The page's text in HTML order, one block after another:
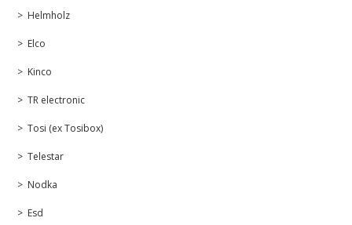
Helmholz
Elco
Kinco
TR electronic
Tosi (ex Tosibox)
Telestar
Nodka
Esd